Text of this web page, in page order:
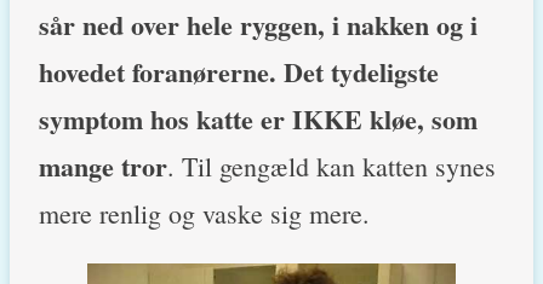
sår ned over hele ryggen, i nakken og i
hovedet foranørerne. Det tydeligste
symptom hos katte er IKKE kløe, som
mange tror. Til gengæld kan katten synes
mere renlig og vaske sig mere.